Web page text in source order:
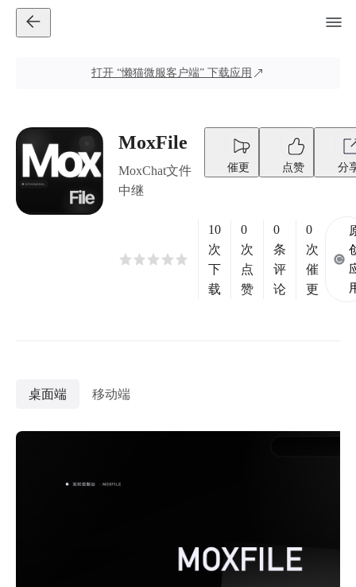
打开 “懒猫微服客户端” 下载应用
MoxFile
MoxChat文件
中继
催更 点赞 分
10
次
下
载
0
次
点
赞
0
条
评
论
0
次
催
更
桌面端 移动端